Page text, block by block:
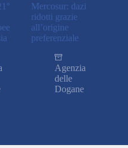
Mercosur: dazi
ridotti grazie
all’origine
preferenziale
Agenzia
delle
Dogane